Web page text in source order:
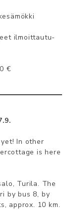
il­moit­tau­tu­
€
In ot­her
is he­re
Tu­ri­la. The
by bus 8, by
app­rox. 10 km.